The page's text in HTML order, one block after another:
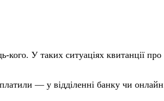
У таких ситуаціях квитанції
— у відділенні банку чи